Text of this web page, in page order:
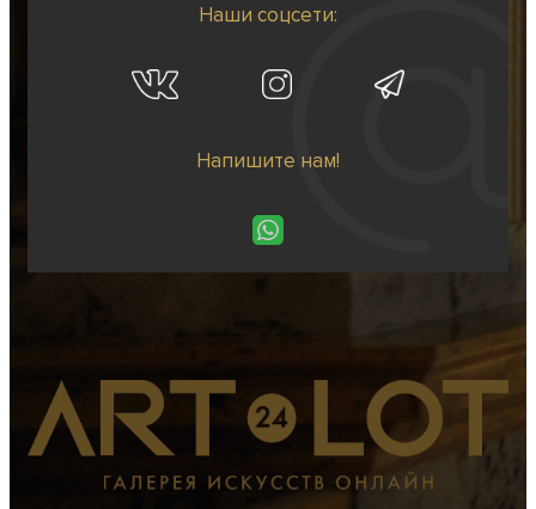
Наши соцсети:
Напишите нам!